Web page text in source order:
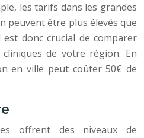
les tarifs dans les grandes
peuvent être plus élevés que
donc crucial de comparer
de votre région. En
en ville peut coûter 50€ de
offrent des niveaux de